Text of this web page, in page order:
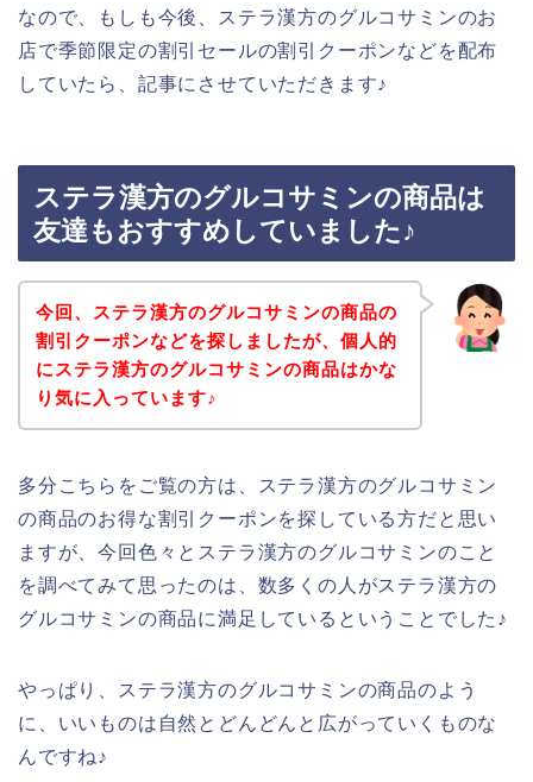
なので、もしも今後、ステラ漢方のグルコサミンのお
店で季節限定の割引セールの割引クーポンなどを配布
していたら、記事にさせていただきます♪
ステラ漢方のグルコサミンの商品は
友達もおすすめしていました♪
今回、ステラ漢方のグルコサミンの商品の
割引クーポンなどを探しましたが、個人的
にステラ漢方のグルコサミンの商品はかな
り気に入っています♪
多分こちらをご覧の方は、ステラ漢方のグルコサミン
の商品のお得な割引クーポンを探している方だと思い
ますが、今回色々とステラ漢方のグルコサミンのこと
を調べてみて思ったのは、数多くの人がステラ漢方の
グルコサミンの商品に満足しているということでした♪
やっぱり、ステラ漢方のグルコサミンの商品のよう
に、いいものは自然とどんどんと広がっていくものな
んですね♪